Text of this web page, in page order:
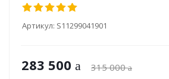
Артикул: S11299041901
283 500 315 000